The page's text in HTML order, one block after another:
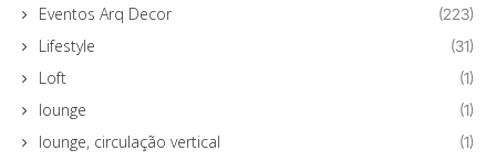
Eventos Arq Decor (223)
Lifestyle (31)
Loft (1)
lounge (1)
lounge, circulação vertical (1)